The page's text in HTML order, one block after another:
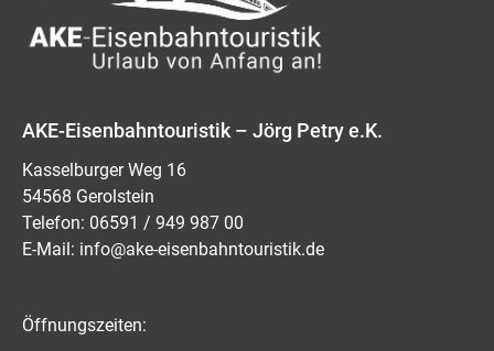
AKE-Eisenbahntouristik – Jörg Petry e.K.
Kasselburger Weg 16
54568 Gerolstein
Telefon: 06591 / 949 987 00
E-Mail: ed.kitsiruotnhabnesie-eka@ofni
Öffnungszeiten: